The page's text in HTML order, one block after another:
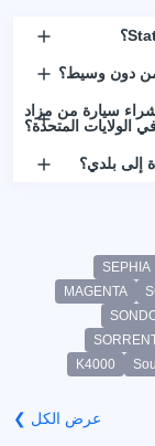
سيارة من مزاد
الولايات المتحدة؟
إلى بلدي؟
SEPHIA
MAGENTA
K4000
عرض الكل ❯